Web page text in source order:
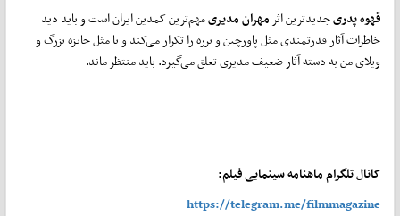
قهوه پدریجدیدترین اثر مهران مدیریمهم‌ترین کمدین ایران است و باید دید
خاطرات آثار قدرتمندی مثل پاورچین و برره را تکرار می‌کند و یا مثل جایزه بزرگ و
ویلای من به دسته آثار ضعیف مدیری تعلق می‌گیرد. باید منتظر ماند.
کانال تلگرام ماهنامه سینمایی فیلم:
https://telegram.me/filmmagazine